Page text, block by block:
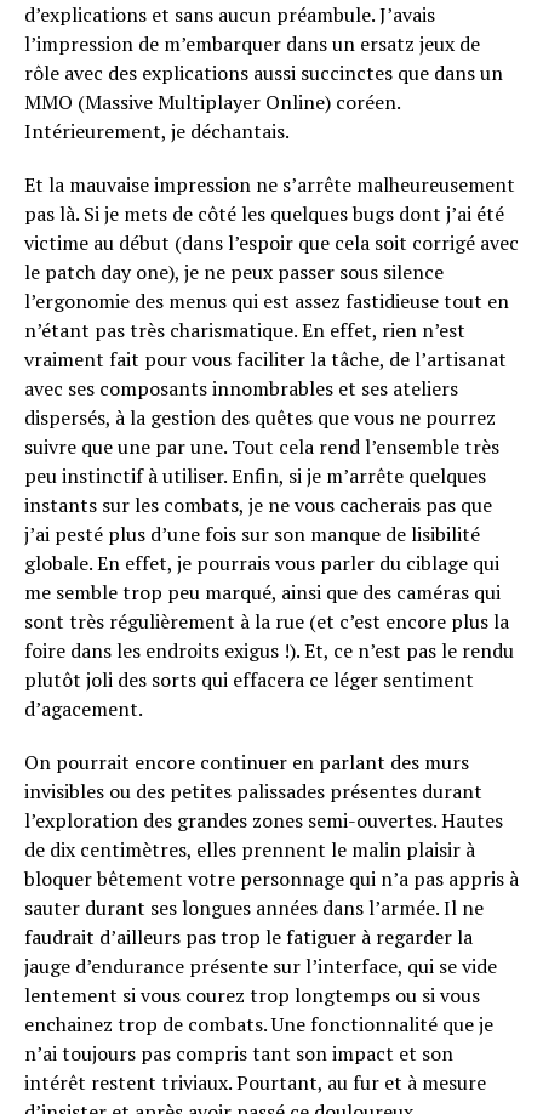
d’explications et sans aucun préambule. J’avais
l’impression de m’embarquer dans un ersatz jeux de
rôle avec des explications aussi succinctes que dans un
MMO (Massive Multiplayer Online) coréen.
Intérieurement, je déchantais.
Et la mauvaise impression ne s’arrête malheureusement
pas là. Si je mets de côté les quelques bugs dont j’ai été
victime au début (dans l’espoir que cela soit corrigé avec
le patch day one), je ne peux passer sous silence
l’ergonomie des menus qui est assez fastidieuse tout en
n’étant pas très charismatique. En effet, rien n’est
vraiment fait pour vous faciliter la tâche, de l’artisanat
avec ses composants innombrables et ses ateliers
dispersés, à la gestion des quêtes que vous ne pourrez
suivre que une par une. Tout cela rend l’ensemble très
peu instinctif à utiliser. Enfin, si je m’arrête quelques
instants sur les combats, je ne vous cacherais pas que
j’ai pesté plus d’une fois sur son manque de lisibilité
globale. En effet, je pourrais vous parler du ciblage qui
me semble trop peu marqué, ainsi que des caméras qui
sont très régulièrement à la rue (et c’est encore plus la
foire dans les endroits exigus !). Et, ce n’est pas le rendu
plutôt joli des sorts qui effacera ce léger sentiment
d’agacement.
On pourrait encore continuer en parlant des murs
invisibles ou des petites palissades présentes durant
l’exploration des grandes zones semi-ouvertes. Hautes
de dix centimètres, elles prennent le malin plaisir à
bloquer bêtement votre personnage qui n’a pas appris à
sauter durant ses longues années dans l’armée. Il ne
faudrait d’ailleurs pas trop le fatiguer à regarder la
jauge d’endurance présente sur l’interface, qui se vide
lentement si vous courez trop longtemps ou si vous
enchainez trop de combats. Une fonctionnalité que je
n’ai toujours pas compris tant son impact et son
intérêt restent triviaux. Pourtant, au fur et à mesure